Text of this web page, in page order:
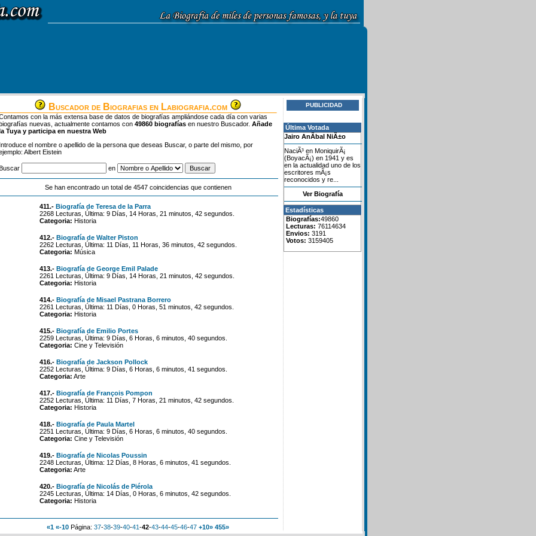
Buscador de Biografias en Labiografia.com
con la más extensa base de datos de biografías ampliándose cada día con varias
nuevas, actualmente contamos con 49860 biografías en nuestro Buscador. Añade
Tuya y participa en nuestra Web
Introduce el nombre o apellido de la persona que deseas Buscar, o parte del mismo, por
Albert Eistein
en
Se han encontrado un total de 4547 coincidencias que contienen
411.- Biografía de Teresa de la Parra
2268 Lecturas, Última: 9 Días, 14 Horas, 21 minutos, 42 segundos.
Categoria: Historia
412.- Biografía de Walter Piston
2262 Lecturas, Última: 11 Días, 11 Horas, 36 minutos, 42 segundos.
Categoria: Música
413.- Biografía de George Emil Palade
2261 Lecturas, Última: 9 Días, 14 Horas, 21 minutos, 42 segundos.
Categoria: Historia
414.- Biografía de Misael Pastrana Borrero
2261 Lecturas, Última: 11 Días, 0 Horas, 51 minutos, 42 segundos.
Categoria: Historia
415.- Biografía de Emilio Portes
2259 Lecturas, Última: 9 Días, 6 Horas, 6 minutos, 40 segundos.
Categoria: Cine y Televisión
416.- Biografía de Jackson Pollock
2252 Lecturas, Última: 9 Días, 6 Horas, 6 minutos, 41 segundos.
Categoria: Arte
417.- Biografía de François Pompon
2252 Lecturas, Última: 11 Días, 7 Horas, 21 minutos, 42 segundos.
Categoria: Historia
418.- Biografía de Paula Martel
2251 Lecturas, Última: 9 Días, 6 Horas, 6 minutos, 40 segundos.
Categoria: Cine y Televisión
419.- Biografía de Nicolas Poussin
2248 Lecturas, Última: 12 Días, 8 Horas, 6 minutos, 41 segundos.
Categoria: Arte
420.- Biografía de Nicolás de Piérola
2245 Lecturas, Última: 14 Días, 0 Horas, 6 minutos, 42 segundos.
Categoria: Historia
«1 «-10 Página: 37-38-39-40-41-42-43-44-45-46-47 +10» 455»
PUBLICIDAD
Última Votada
Jairo AnÃ­bal NiÃ±o
NaciÃ³ en MoniquirÃ¡
(BoyacÃ¡) en 1941 y es
en la actualidad uno de los
escritores mÃ¡s
reconocidos y re...
Ver Biografía
Estadísticas
Biografías:49860
Lecturas: 76114634
Envios: 3191
Votos: 3159405